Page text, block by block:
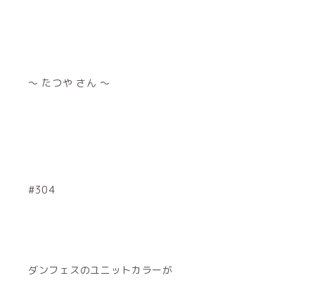
～ たつや さん ～
#304
ダンフェスのユニットカラーが